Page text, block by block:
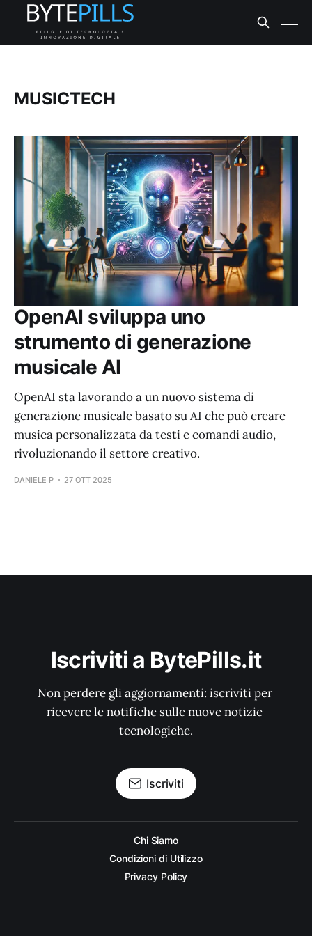
MUSICTECH
OpenAI sviluppa uno
strumento di generazione
musicale AI
OpenAI sta lavorando a un nuovo sistema di
generazione musicale basato su AI che può creare
musica personalizzata da testi e comandi audio,
rivoluzionando il settore creativo.
DANIELE P 27 OTT 2025
Iscriviti a BytePills.it
Non perdere gli aggiornamenti: iscriviti per
ricevere le notifiche sulle nuove notizie
tecnologiche.
Iscriviti
Chi Siamo
Condizioni di Utilizzo
Privacy Policy